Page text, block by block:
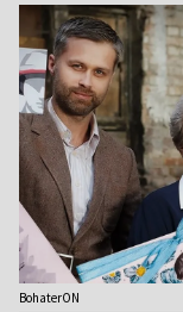
BohaterON